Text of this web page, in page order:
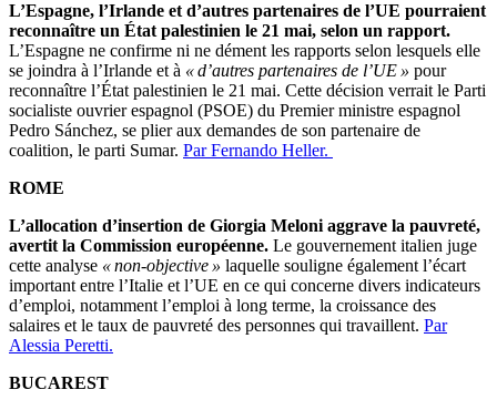
L’Espagne, l’Irlande et d’autres partenaires de l’UE pourraient
reconnaître un État palestinien le 21 mai, selon un rapport.
L’Espagne ne confirme ni ne dément les rapports selon lesquels elle
se joindra à l’Irlande et à « d’autres partenaires de l’UE » pour
reconnaître l’État palestinien le 21 mai. Cette décision verrait le Parti
socialiste ouvrier espagnol (PSOE) du Premier ministre espagnol
Pedro Sánchez, se plier aux demandes de son partenaire de
coalition, le parti Sumar. Par Fernando Heller.
ROME
L’allocation d’insertion de Giorgia Meloni aggrave la pauvreté,
avertit la Commission européenne. Le gouvernement italien juge
cette analyse « non-objective » laquelle souligne également l’écart
important entre l’Italie et l’UE en ce qui concerne divers indicateurs
d’emploi, notamment l’emploi à long terme, la croissance des
salaires et le taux de pauvreté des personnes qui travaillent. Par
Alessia Peretti.
BUCAREST